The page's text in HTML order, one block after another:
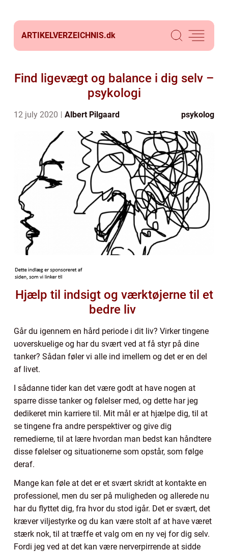
ARTIKELVERZEICHNIS.dk
Find ligevægt og balance i dig selv –
psykologi
12 july 2020 Albert Pilgaard psykolog
Hjælp til indsigt og værktøjerne til et
bedre liv
Går du igennem en hård periode i dit liv? Virker tingene
uoverskuelige og har du svært ved at få styr på dine
tanker? Sådan føler vi alle ind imellem og det er en del
af livet.
I sådanne tider kan det være godt at have nogen at
sparre disse tanker og følelser med, og dette har jeg
dedikeret min karriere til. Mit mål er at hjælpe dig, til at
se tingene fra andre perspektiver og give dig
remedierne, til at lære hvordan man bedst kan håndtere
disse følelser og situationerne som opstår, som følge
deraf.
Mange kan føle at det er et svært skridt at kontakte en
professionel, men du ser på muligheden og allerede nu
har du flyttet dig, fra hvor du stod igår. Det er svært, det
kræver viljestyrke og du kan være stolt af at have været
stærk nok, til at træffe et valg om en ny vej for dig selv.
Fordi jeg ved at det kan være nerverpirrende at sidde